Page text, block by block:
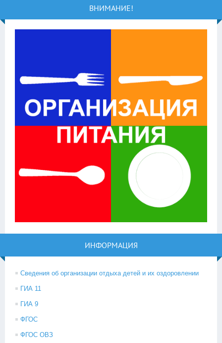
ВНИМАНИЕ!
ИНФОРМАЦИЯ
Сведения об организации отдыха детей и их оздоровлении
ГИА 11
ГИА 9
ФГОС
ФГОС ОВЗ